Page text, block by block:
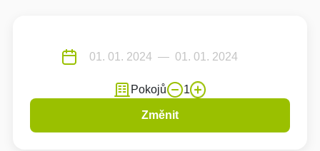
Pokojů 1
Změnit